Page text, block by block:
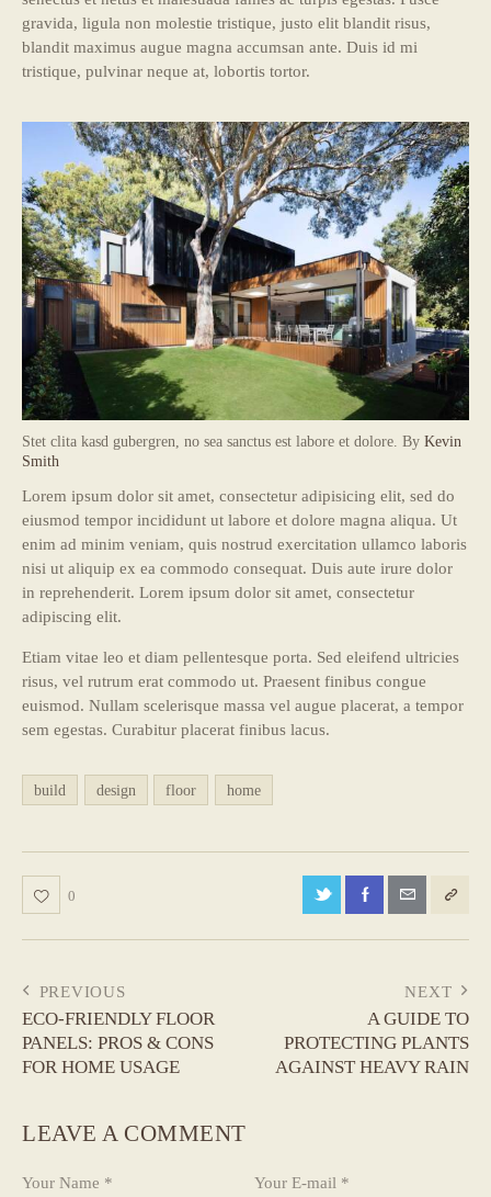
gravida, ligula non molestie tristique, justo elit blandit risus,
blandit maximus augue magna accumsan ante. Duis id mi
tristique, pulvinar neque at, lobortis tortor.
Stet clita kasd gubergren, no sea sanctus est labore et dolore. By Kevin
Smith
Lorem ipsum dolor sit amet, consectetur adipisicing elit, sed do
eiusmod tempor incididunt ut labore et dolore magna aliqua. Ut
enim ad minim veniam, quis nostrud exercitation ullamco laboris
nisi ut aliquip ex ea commodo consequat. Duis aute irure dolor
in reprehenderit. Lorem ipsum dolor sit amet, consectetur
adipiscing elit.
Etiam vitae leo et diam pellentesque porta. Sed eleifend ultricies
risus, vel rutrum erat commodo ut. Praesent finibus congue
euismod. Nullam scelerisque massa vel augue placerat, a tempor
sem egestas. Curabitur placerat finibus lacus.
build design floor home
0
POST
NAVIGATION
PREVIOUS
ECO-FRIENDLY FLOOR
PANELS: PROS & CONS
FOR HOME USAGE
NEXT
A GUIDE TO
PROTECTING PLANTS
AGAINST HEAVY RAIN
LEAVE A COMMENT